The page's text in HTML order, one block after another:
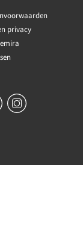
privacy